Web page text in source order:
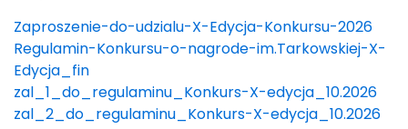
Zaproszenie-do-udzialu-X-Edycja-Konkursu-2026
Regulamin-Konkursu-o-nagrode-im.Tarkowskiej-X-
Edycja_fin
zal_1_do_regulaminu_Konkurs-X-edycja_10.2026
zal_2_do_regulaminu_Konkurs-X-edycja_10.2026